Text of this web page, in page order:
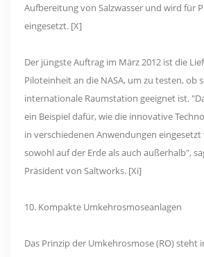
Aufbereitung von Salzwasser und wird für
eingesetzt. [X]
Der jüngste Auftrag im März 2012 ist die
Piloteinheit an die NASA, um zu testen, ob
internationale Raumstation geeignet ist.
ein Beispiel dafür, wie die innovative
in verschiedenen Anwendungen
sowohl auf der Erde als auch außerhalb",
Präsident von Saltworks. [Xi]
10. Kompakte Umkehrosmoseanlagen
Das Prinzip der Umkehrosmose (RO) steht